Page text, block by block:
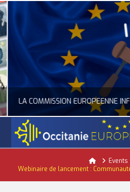
ACTUALITÉ DE L'UNION EUROPÉENNE, ACTUALITÉ DE LA
HomeEvents
Webinaire de lancement :